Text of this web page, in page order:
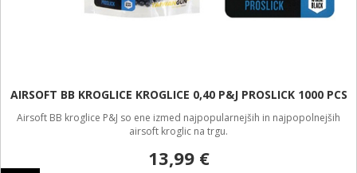
AIRSOFT BB KROGLICE KROGLICE 0,40 P&J PROSLICK 1000 PCS
Airsoft BB kroglice P&J so ene izmed najpopularnejših in najpopolnejših
airsoft kroglic na trgu.
13,99 €